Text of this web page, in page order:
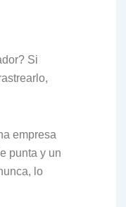
Si
empresa
punta y un
lo